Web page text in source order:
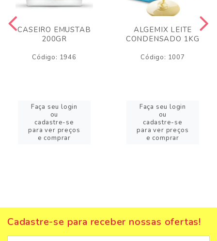
CASEIRO EMUSTAB
200GR
Código: 1946
Faça seu login
ou
cadastre-se
para ver preços
e comprar
ALGEMIX LEITE
CONDENSADO 1KG
Código: 1007
Faça seu login
ou
cadastre-se
para ver preços
e comprar
Cadastre-se para receber nossas ofertas!